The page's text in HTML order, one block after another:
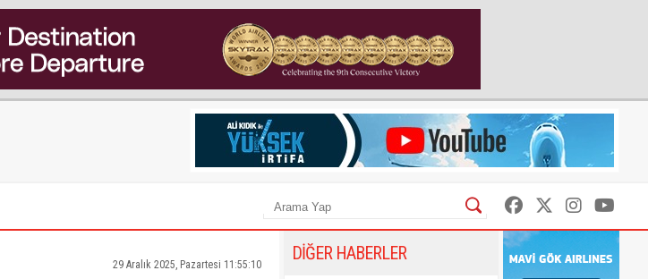
29 Aralık 2025, Pazartesi 11:55:10
DİĞER HABERLER